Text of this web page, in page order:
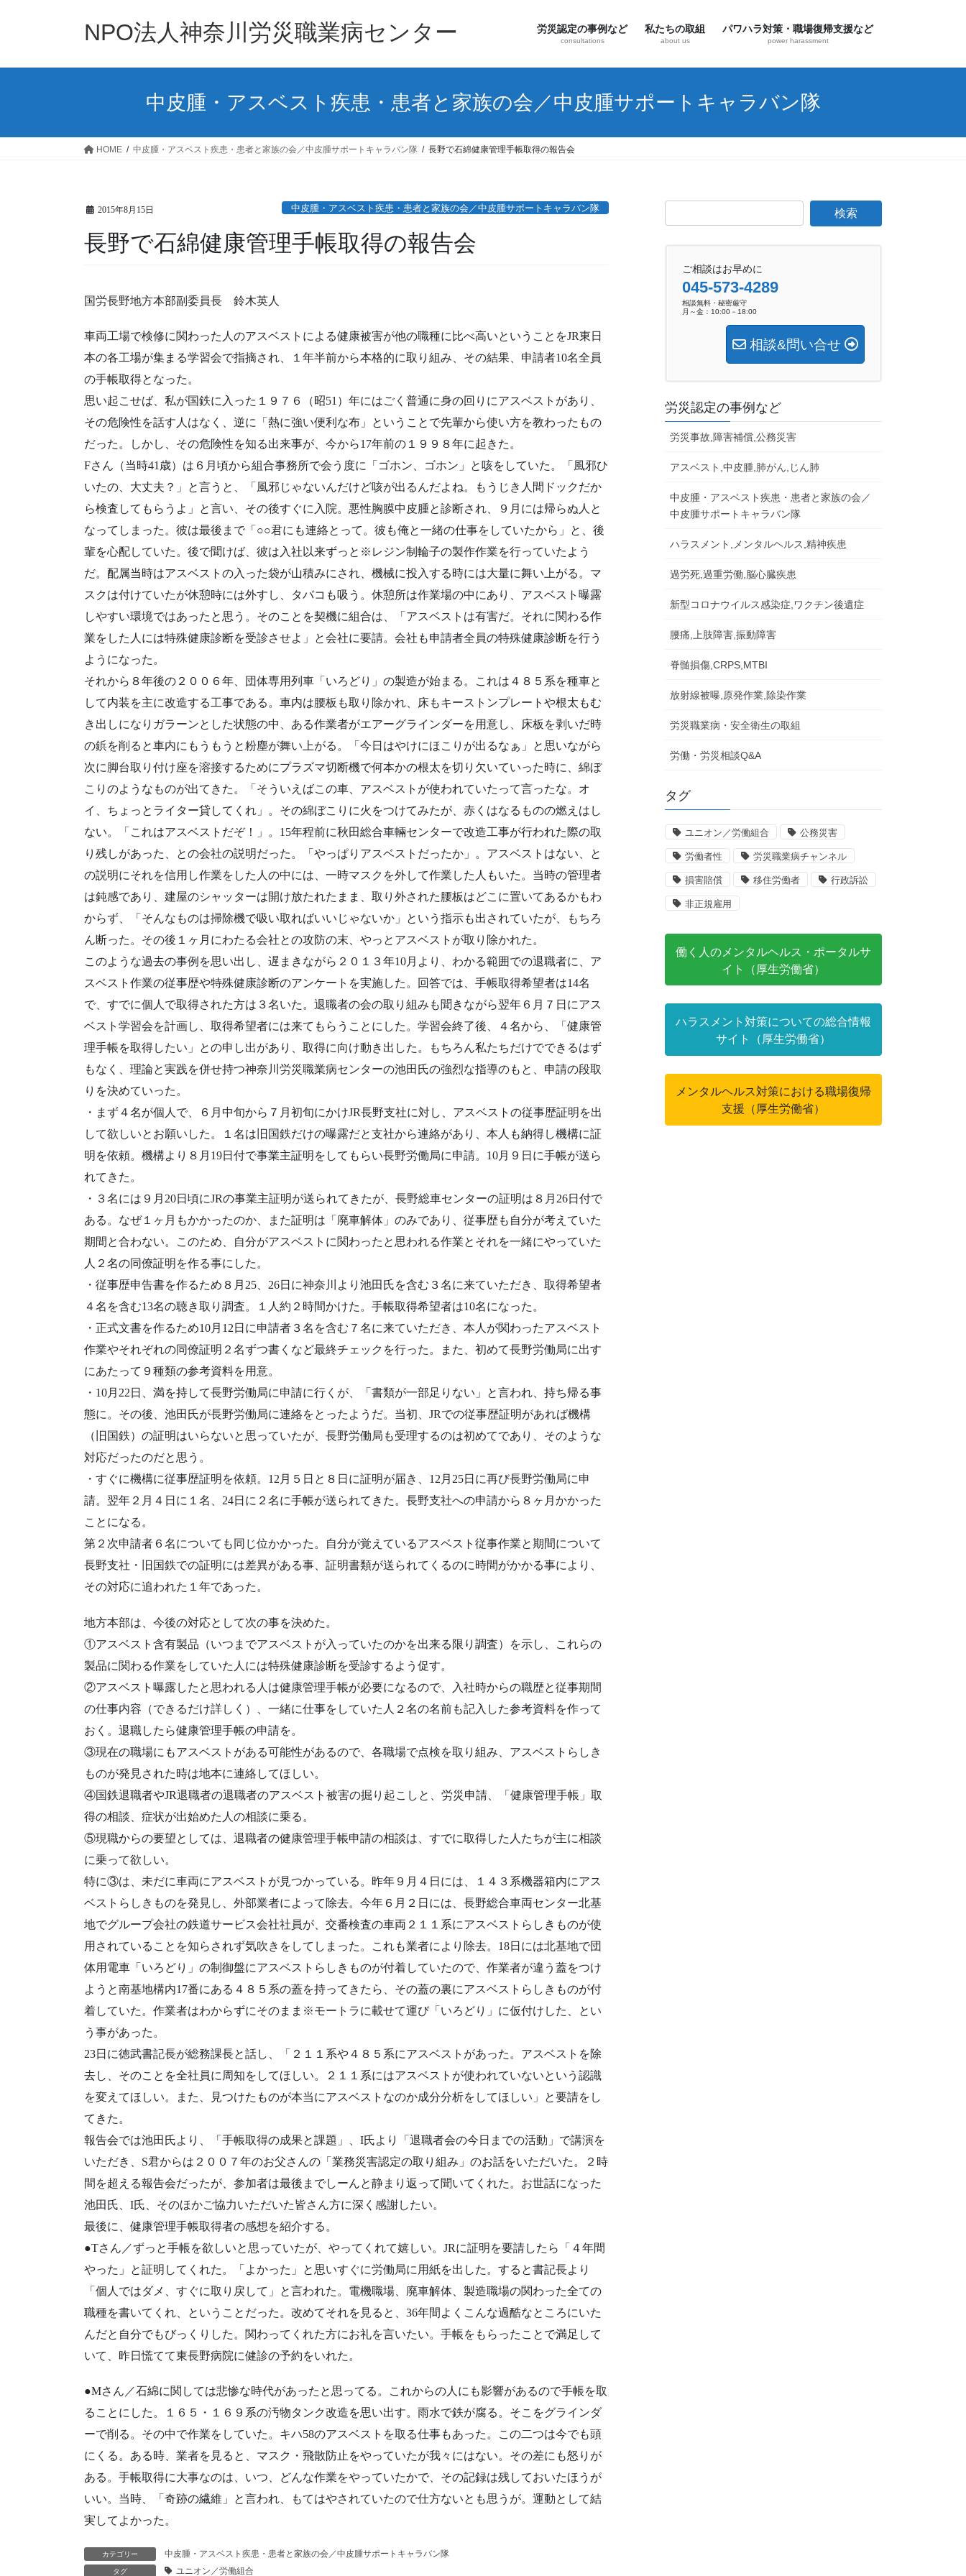
NPO法人神奈川労災職業病センター 労災認定の事例など
consultations
私たちの取組
about us
パワハラ対策・職場復帰支援など
power harassment
中皮腫・アスベスト疾患・患者と家族の会／中皮腫サポートキャラバン隊
HOME 中皮腫・アスベスト疾患・患者と家族の会／中皮腫サポートキャラバン隊 長野で石綿健康管理手帳取得の報告会
2015年8月15日 中皮腫・アスベスト疾患・患者と家族の会／中皮腫サポートキャラバン隊
長野で石綿健康管理手帳取得の報告会
国労長野地方本部副委員長 鈴木英人
車両工場で検修に関わった人のアスベストによる健康被害が他の職種に比べ高いということをJR東日
本の各工場が集まる学習会で指摘され、１年半前から本格的に取り組み、その結果、申請者10名全員
の手帳取得となった。
思い起こせば、私が国鉄に入った１９７６（昭51）年にはごく普通に身の回りにアスベストがあり、
その危険性を話す人はなく、逆に「熱に強い便利な布」ということで先輩から使い方を教わったもの
だった。しかし、その危険性を知る出来事が、今から17年前の１９９８年に起きた。
Fさん（当時41歳）は６月頃から組合事務所で会う度に「ゴホン、ゴホン」と咳をしていた。「風邪ひ
いたの、大丈夫？」と言うと、「風邪じゃないんだけど咳が出るんだよね。もうじき人間ドックだか
ら検査してもらうよ」と言い、その後すぐに入院。悪性胸膜中皮腫と診断され、９月には帰らぬ人と
なってしまった。彼は最後まで「○○君にも連絡とって。彼も俺と一緒の仕事をしていたから」と、後
輩を心配していた。後で聞けば、彼は入社以来ずっと※レジン制輪子の製作作業を行っていたよう
だ。配属当時はアスベストの入った袋が山積みにされ、機械に投入する時には大量に舞い上がる。マ
スクは付けていたが休憩時には外すし、タバコも吸う。休憩所は作業場の中にあり、アスベスト曝露
しやすい環境ではあったと思う。そのことを契機に組合は、「アスベストは有害だ。それに関わる作
業をした人には特殊健康診断を受診させよ」と会社に要請。会社も申請者全員の特殊健康診断を行う
ようになった。
それから８年後の２００６年、団体専用列車「いろどり」の製造が始まる。これは４８５系を種車と
して内装を主に改造する工事である。車内は腰板も取り除かれ、床もキーストンプレートや根太もむ
き出しになりガラーンとした状態の中、ある作業者がエアーグラインダーを用意し、床板を剥いだ時
の鋲を削ると車内にもうもうと粉塵が舞い上がる。「今日はやけにほこりが出るなぁ」と思いながら
次に脚台取り付け座を溶接するためにプラズマ切断機で何本かの根太を切り欠いていった時に、綿ぼ
こりのようなものが出てきた。「そういえばこの車、アスベストが使われていたって言ったな。オ
イ、ちょっとライター貸してくれ」。その綿ぼこりに火をつけてみたが、赤くはなるものの燃えはし
ない。「これはアスベストだぞ！」。15年程前に秋田総合車輛センターで改造工事が行われた際の取
り残しがあった、との会社の説明だった。「やっぱりアスベストだったか」。アスベストはない、と
の説明にそれを信用し作業をした人の中には、一時マスクを外して作業した人もいた。当時の管理者
は鈍感であり、建屋のシャッターは開け放たれたまま、取り外された腰板はどこに置いてあるかもわ
からず、「そんなものは掃除機で吸い取ればいいじゃないか」という指示も出されていたが、もちろ
ん断った。その後１ヶ月にわたる会社との攻防の末、やっとアスベストが取り除かれた。
このような過去の事例を思い出し、遅まきながら２０１３年10月より、わかる範囲での退職者に、ア
スベスト作業の従事歴や特殊健康診断のアンケートを実施した。回答では、手帳取得希望者は14名
で、すでに個人で取得された方は３名いた。退職者の会の取り組みも聞きながら翌年６月７日にアス
ベスト学習会を計画し、取得希望者には来てもらうことにした。学習会終了後、４名から、「健康管
理手帳を取得したい」との申し出があり、取得に向け動き出した。もちろん私たちだけでできるはず
もなく、理論と実践を併せ持つ神奈川労災職業病センターの池田氏の強烈な指導のもと、申請の段取
りを決めていった。
・まず４名が個人で、６月中旬から７月初旬にかけJR長野支社に対し、アスベストの従事歴証明を出
して欲しいとお願いした。１名は旧国鉄だけの曝露だと支社から連絡があり、本人も納得し機構に証
明を依頼。機構より８月19日付で事業主証明をしてもらい長野労働局に申請。10月９日に手帳が送ら
れてきた。
・３名には９月20日頃にJRの事業主証明が送られてきたが、長野総車センターの証明は８月26日付で
ある。なぜ１ヶ月もかかったのか、また証明は「廃車解体」のみであり、従事歴も自分が考えていた
期間と合わない。このため、自分がアスベストに関わったと思われる作業とそれを一緒にやっていた
人２名の同僚証明を作る事にした。
・従事歴申告書を作るため８月25、26日に神奈川より池田氏を含む３名に来ていただき、取得希望者
４名を含む13名の聴き取り調査。１人約２時間かけた。手帳取得希望者は10名になった。
・正式文書を作るため10月12日に申請者３名を含む７名に来ていただき、本人が関わったアスベスト
作業やそれぞれの同僚証明２名ずつ書くなど最終チェックを行った。また、初めて長野労働局に出す
にあたって９種類の参考資料を用意。
・10月22日、満を持して長野労働局に申請に行くが、「書類が一部足りない」と言われ、持ち帰る事
態に。その後、池田氏が長野労働局に連絡をとったようだ。当初、JRでの従事歴証明があれば機構
（旧国鉄）の証明はいらないと思っていたが、長野労働局も受理するのは初めてであり、そのような
対応だったのだと思う。
・すぐに機構に従事歴証明を依頼。12月５日と８日に証明が届き、12月25日に再び長野労働局に申
請。翌年２月４日に１名、24日に２名に手帳が送られてきた。長野支社への申請から８ヶ月かかった
ことになる。
第２次申請者６名についても同じ位かかった。自分が覚えているアスベスト従事作業と期間について
長野支社・旧国鉄での証明には差異がある事、証明書類が送られてくるのに時間がかかる事により、
その対応に追われた１年であった。
地方本部は、今後の対応として次の事を決めた。
①アスベスト含有製品（いつまでアスベストが入っていたのかを出来る限り調査）を示し、これらの
製品に関わる作業をしていた人には特殊健康診断を受診するよう促す。
②アスベスト曝露したと思われる人は健康管理手帳が必要になるので、入社時からの職歴と従事期間
の仕事内容（できるだけ詳しく）、一緒に仕事をしていた人２名の名前も記入した参考資料を作って
おく。退職したら健康管理手帳の申請を。
③現在の職場にもアスベストがある可能性があるので、各職場で点検を取り組み、アスベストらしき
ものが発見された時は地本に連絡してほしい。
④国鉄退職者やJR退職者の退職者のアスベスト被害の掘り起こしと、労災申請、「健康管理手帳」取
得の相談、症状が出始めた人の相談に乗る。
⑤現職からの要望としては、退職者の健康管理手帳申請の相談は、すでに取得した人たちが主に相談
に乗って欲しい。
特に③は、未だに車両にアスベストが見つかっている。昨年９月４日には、１４３系機器箱内にアス
ベストらしきものを発見し、外部業者によって除去。今年６月２日には、長野総合車両センター北基
地でグループ会社の鉄道サービス会社社員が、交番検査の車両２１１系にアスベストらしきものが使
用されていることを知らされず気吹きをしてしまった。これも業者により除去。18日には北基地で団
体用電車「いろどり」の制御盤にアスベストらしきものが付着していたので、作業者が違う蓋をつけ
ようと南基地構内17番にある４８５系の蓋を持ってきたら、その蓋の裏にアスベストらしきものが付
着していた。作業者はわからずにそのまま※モートラに載せて運び「いろどり」に仮付けした、とい
う事があった。
23日に徳武書記長が総務課長と話し、「２１１系や４８５系にアスベストがあった。アスベストを除
去し、そのことを全社員に周知をしてほしい。２１１系にはアスベストが使われていないという認識
を変えてほしい。また、見つけたものが本当にアスベストなのか成分分析をしてほしい」と要請をし
てきた。
報告会では池田氏より、「手帳取得の成果と課題」、I氏より「退職者会の今日までの活動」で講演を
いただき、S君からは２００７年のお父さんの「業務災害認定の取り組み」のお話をいただいた。２時
間を超える報告会だったが、参加者は最後までしーんと静まり返って聞いてくれた。お世話になった
池田氏、I氏、そのほかご協力いただいた皆さん方に深く感謝したい。
最後に、健康管理手帳取得者の感想を紹介する。
●Tさん／ずっと手帳を欲しいと思っていたが、やってくれて嬉しい。JRに証明を要請したら「４年間
やった」と証明してくれた。「よかった」と思いすぐに労働局に用紙を出した。すると書記長より
「個人ではダメ、すぐに取り戻して」と言われた。電機職場、廃車解体、製造職場の関わった全ての
職種を書いてくれ、ということだった。改めてそれを見ると、36年間よくこんな過酷なところにいた
んだと自分でもびっくりした。関わってくれた方にお礼を言いたい。手帳をもらったことで満足して
いて、昨日慌てて東長野病院に健診の予約をいれた。
●Mさん／石綿に関しては悲惨な時代があったと思ってる。これからの人にも影響があるので手帳を取
ることにした。１６５・１６９系の汚物タンク改造を思い出す。雨水で鉄が腐る。そこをグラインダ
ーで削る。その中で作業をしていた。キハ58のアスベストを取る仕事もあった。この二つは今でも頭
にくる。ある時、業者を見ると、マスク・飛散防止をやっていたが我々にはない。その差にも怒りが
ある。手帳取得に大事なのは、いつ、どんな作業をやっていたかで、その記録は残しておいたほうが
いい。当時、「奇跡の繊維」と言われ、もてはやされていたので仕方ないとも思うが。運動として結
実してよかった。
カテゴリー 中皮腫・アスベスト疾患・患者と家族の会／中皮腫サポートキャラバン隊
タグ ユニオン／労働組合
ご相談はお早めに
045-573-4289
相談無料・秘密厳守
月～金：10:00－18:00
相談&問い合せ
労災認定の事例など
労災事故,障害補償,公務災害
アスベスト,中皮腫,肺がん,じん肺
中皮腫・アスベスト疾患・患者と家族の会／
中皮腫サポートキャラバン隊
ハラスメント,メンタルヘルス,精神疾患
過労死,過重労働,脳心臓疾患
新型コロナウイルス感染症,ワクチン後遺症
腰痛,上肢障害,振動障害
脊髄損傷,CRPS,MTBI
放射線被曝,原発作業,除染作業
労災職業病・安全衛生の取組
労働・労災相談Q&A
タグ
ユニオン／労働組合 公務災害
労働者性 労災職業病チャンネル
損害賠償 移住労働者 行政訴訟
非正規雇用
働く人のメンタルヘルス・ポータルサ
イト（厚生労働省）
ハラスメント対策についての総合情報
サイト（厚生労働省）
メンタルヘルス対策における職場復帰
支援（厚生労働省）